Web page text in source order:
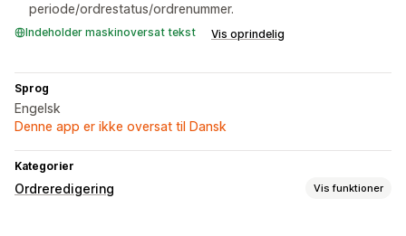
periode/ordrestatus/ordrenummer.
Indeholder maskinoversat tekst Vis oprindelig
Sprog
Engelsk
Denne app er ikke oversat til Dansk
Kategorier
Ordreredigering Vis funktioner